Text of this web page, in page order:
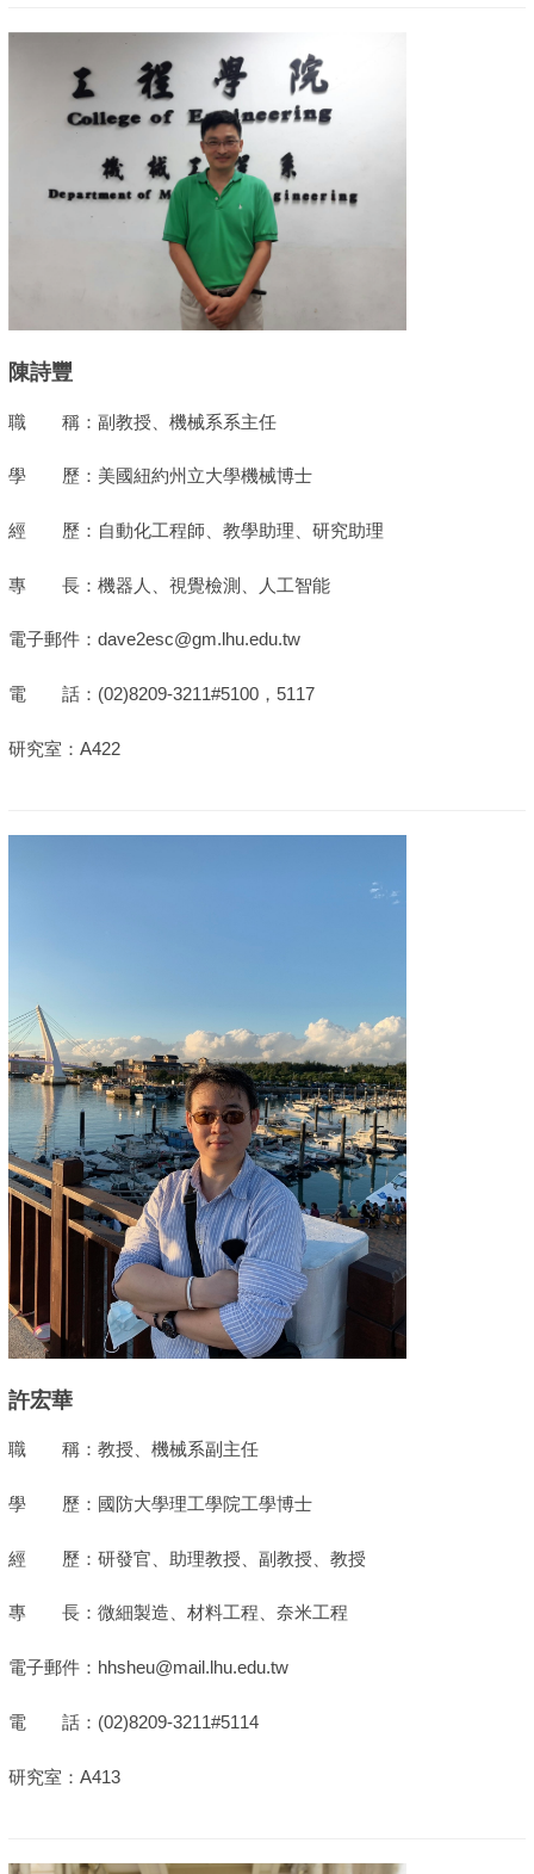
陳詩豐
職 稱：副教授、機械系系主任
學 歷：美國紐約州立大學機械博士
經 歷：自動化工程師、教學助理、研究助理
專 長：機器人、視覺檢測、人工智能
電子郵件：dave2esc@gm.lhu.edu.tw
電 話：(02)8209-3211#5100，5117
研究室：A422
許宏華
職 稱：教授、機械系副主任
學 歷：國防大學理工學院工學博士
經 歷：研發官、助理教授、副教授、教授
專 長：微細製造、材料工程、奈米工程
電子郵件：hhsheu@mail.lhu.edu.tw
電 話：(02)8209-3211#5114
研究室：A413